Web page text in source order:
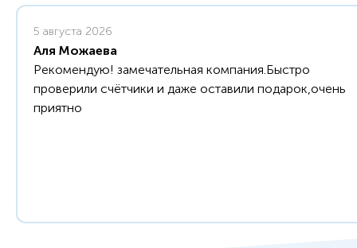
5 августа 2026
Аля Можаева
Рекомендую! замечательная компания.Быстро
проверили счётчики и даже оставили подарок,очень
приятно